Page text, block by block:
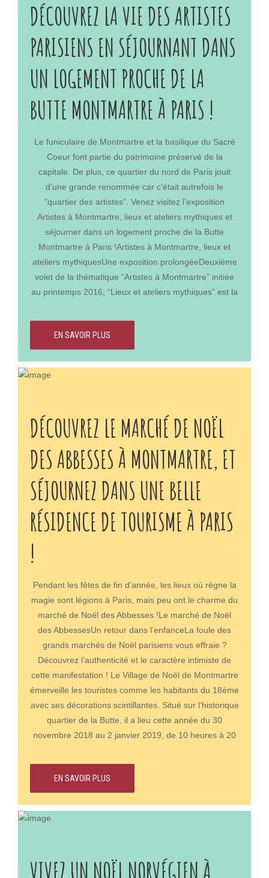
et les collections prêt-à-porter printemps-été /
mercure grimpe, les tops models s’emmitouflent !Puis
à l’inverse, au coeur de l’hiver, lorsque nous sommes
suffisamment couverts pour affronter le froid, les
visages des plus grandes marques présentent des
créations beaucoup plus légères ! Les vêtements
dévoilés à l’occasion des défilés se retrouvent dans
choisis en fonction de critères tels que la créativité et
Fédération Française de la Couture du Prêt-à-porter
des Couturiers et des Créateurs de Monde qui
Ce petit carton qui donne généralement le ton en
connotant le prestige de l’événement et de la marque
émettrice. On y découvre le lieu et l’heure du défilé.
Mais sachez qu’il démarre forcément en retard, le
temps que l’assistance (invités et photographes)
puissent s’installer… Ce qui n’est pas forcément une
sinécure dans les endroits singuliers où s’organisent
les festivités. Quand les lumières s’éteignent et que la
DÉCOUVREZ LA VIE DES ARTISTES
PARISIENS EN SÉJOURNANT DANS
UN LOGEMENT PROCHE DE LA
BUTTE MONTMARTRE À PARIS !
Le funiculaire de Montmartre et la basilique du Sacré
Coeur font partie du patrimoine préservé de la
capitale. De plus, ce quartier du nord de Paris jouit
d’une grande renommée car c’était autrefois le
“quartier des artistes”. Venez visitez l’exposition
Artistes à Montmartre, lieux et ateliers mythiques et
séjourner dans un logement proche de la Butte
Montmartre à Paris !Artistes à Montmartre, lieux et
ateliers mythiquesUne exposition prolongéeDeuxième
volet de la thématique “Artistes à Montmartre” initiée
au printemps 2016, “Lieux et ateliers mythiques” est la
octobre 2018 au 20 janvier 2019. Succès oblige, elle
fait l’objet d’une prolongation, à minima jusqu’au 12
février prochain. Un événement qui fait la part belle
aux artistes ayant écûmé la Butte dès la seconde
partie du 19ème. Les visiteurs accomplissent un
plus grandes oeuvres.Les grands mouvements
naturalisme… On retrouve les différents mouvements
qui ont marqué cette époque dans le nord de la
capitale. Parmi les adresses accessibles au public, on
compte le fameux Bateau-Lavoir de Picasso et le
Musée Montmartre qui s’est substitué à l’Atelier Renoir
au 12 Rue Courtot. Des sites qui témoignent de
pas des tarifs réduits accordés notamment aux
étudiants et aux personnes souffrant de handicap.La
arrondissementLa Cadet résidence vous propose un
butte Montmartre, ce qui vous offre l’occasion de
Grévin au 10 Boulevard Montmartre. Vous trouverez
également, à 15 minutes de marche, le Musée
Monet, pour vivre “Un voyage des Impressionnistes
9ème arrondissement, cette solution d’hébergement
EN SAVOIR PLUS
DÉCOUVREZ LE MARCHÉ DE NOËL
DES ABBESSES À MONTMARTRE, ET
SÉJOURNEZ DANS UNE BELLE
RÉSIDENCE DE TOURISME À PARIS
!
Pendant les fêtes de fin d’année, les lieux où règne la
magie sont légions à Paris, mais peu ont le charme du
marché de Noël des Abbesses !Le marché de Noël
des AbbessesUn retour dans l’enfanceLa foule des
grands marchés de Noël parisiens vous effraie ?
Découvrez l’authenticité et le caractère intimiste de
cette manifestation ! Le Village de Noël de Montmartre
émerveille les touristes comme les habitants du 18ème
avec ses décorations scintillantes. Situé sur l’historique
quartier de la Butte, il a lieu cette année du 30
novembre 2018 au 2 janvier 2019, de 10 heures à 20
cet événement convient particulièrement aux enfants
!Des produits artisanauxLa petite vingtaine de chalet
de bois du marché de Noël des Abbesses est une
invitation à l’émerveillement. Les passants ont
l’occasion de conclure leurs courses ou de se faire
et une myriade de produits artisanaux. Les visiteurs
EN SAVOIR PLUS
VIVEZ UN NOËL NORVÉGIEN À